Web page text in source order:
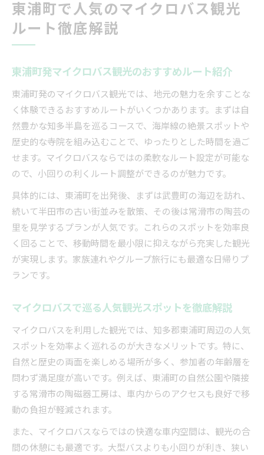
東浦町で人気のマイクロバス観光
ルート徹底解説
東浦町発マイクロバス観光のおすすめルート紹介
東浦町発のマイクロバス観光では、地元の魅力を余すことな
く体験できるおすすめルートがいくつかあります。まずは自
然豊かな知多半島を巡るコースで、海岸線の絶景スポットや
歴史的な寺院を組み込むことで、ゆったりとした時間を過ご
せます。マイクロバスならではの柔軟なルート設定が可能な
ので、小回りの利くルート調整ができるのが魅力です。
具体的には、東浦町を出発後、まずは武豊町の海辺を訪れ、
続いて半田市の古い街並みを散策、その後は常滑市の陶芸の
里を見学するプランが人気です。これらのスポットを効率良
く回ることで、移動時間を最小限に抑えながら充実した観光
が実現します。家族連れやグループ旅行にも最適な日帰りプ
ランです。
マイクロバスで巡る人気観光スポットを徹底解説
マイクロバスを利用した観光では、知多郡東浦町周辺の人気
スポットを効率よく巡れるのが大きなメリットです。特に、
自然と歴史の両面を楽しめる場所が多く、参加者の年齢層を
問わず満足度が高いです。例えば、東浦町の自然公園や隣接
する常滑市の陶磁器工房は、車内からのアクセスも良好で移
動の負担が軽減されます。
また、マイクロバスならではの快適な車内空間は、観光の合
間の休憩にも最適です。大型バスよりも小回りが利き、狭い